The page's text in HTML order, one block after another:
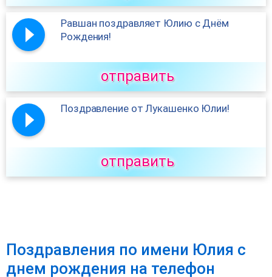
Равшан поздравляет Юлию с Днём
Рождения!
отправить
Поздравление от Лукашенко Юлии!
отправить
Поздравления по имени Юлия с
днем рождения на телефон